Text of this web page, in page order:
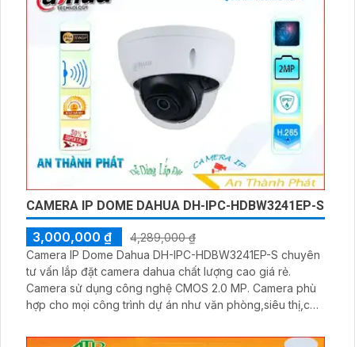
CAMERA IP DOME DAHUA DH-IPC-HDBW3241EP-S
3,000,000 ₫
4,289,000 ₫
Camera IP Dome Dahua DH-IPC-HDBW3241EP-S chuyên
tư vấn lắp đặt camera dahua chất lượng cao giá rẻ.
Camera sử dụng công nghệ CMOS 2.0 MP. Camera phù
hợp cho mọi công trình dự án như văn phòng,siêu thị,cửa